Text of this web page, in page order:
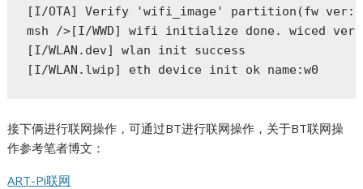
[I/OTA] Verify 'wifi_image' partition(fw ver:
msh />[I/WWD] wifi initialize done. wiced
[I/WLAN.dev] wlan init success
[I/WLAN.lwip] eth device init ok name:w0
接下俩进行联网操作，可通过BT进行联网操作，关于BT联网操
作参考笔者博文：
ART-Pi联网